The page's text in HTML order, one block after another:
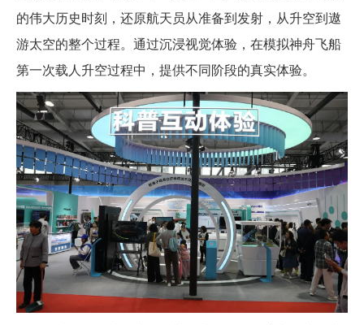
的伟大历史时刻，还原航天员从准备到发射，从升空到遨
游太空的整个过程。通过沉浸视觉体验，在模拟神舟飞船
第一次载人升空过程中，提供不同阶段的真实体验。